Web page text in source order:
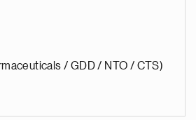
/ GDD / NTO / CTS)